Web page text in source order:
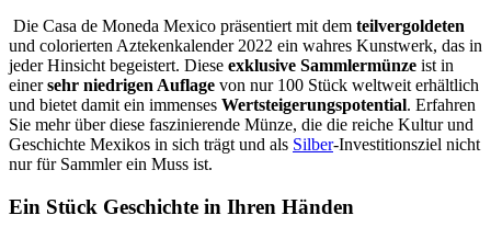
Die Casa de Moneda Mexico präsentiert mit dem teilvergoldeten
und colorierten Aztekenkalender 2022 ein wahres Kunstwerk, das in
jeder Hinsicht begeistert. Diese exklusive Sammlermünze ist in
einersehr niedrigen Auflage von nur 100 Stück weltweit erhältlich
und bietet damit ein immenses Wertsteigerungspotential. Erfahren
Sie mehr über diese faszinierende Münze, die die reiche Kultur und
Geschichte Mexikos in sich trägt und als Silber-Investitionsziel nicht
nur für Sammler ein Muss ist.
Ein Stück Geschichte in Ihren Händen